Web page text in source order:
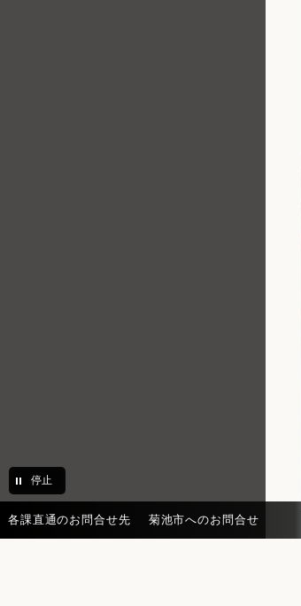
停止
各課直通のお問合せ先 菊池市へのお問合せ